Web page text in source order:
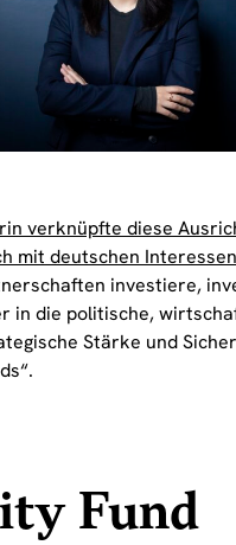
verknüpfte diese
mit deutschen
investiere,
in die politische,
Stärke und
Fund